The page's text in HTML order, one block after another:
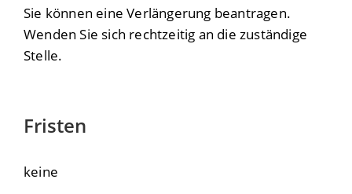
Sie können eine Verlängerung beantragen.
Wenden Sie sich rechtzeitig an die zuständige
Stelle.
Fristen
keine